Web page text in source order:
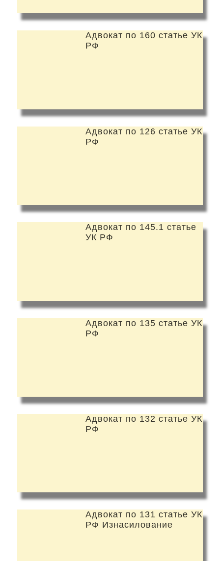
Адвокат по 160 статье УК
РФ
Адвокат по 126 статье УК
РФ
Адвокат по 145.1 статье
УК РФ
Адвокат по 135 статье УК
РФ
Адвокат по 132 статье УК
РФ
Адвокат по 131 статье УК
РФ Изнасилование